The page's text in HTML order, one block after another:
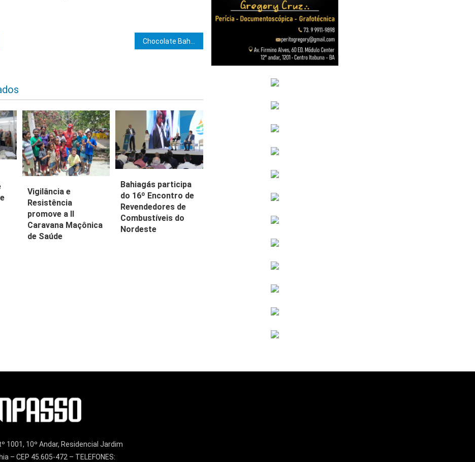
de Post
Vigilância e
Resistência
promove a II
Caravana Maçônica
de Saúde
Bahiagás participa
do 16º Encontro de
Revendedores de
Combustíveis do
Nordeste
1001, 10º Andar, Residencial Jardim
– CEP 45.605-472 – TELEFONES: